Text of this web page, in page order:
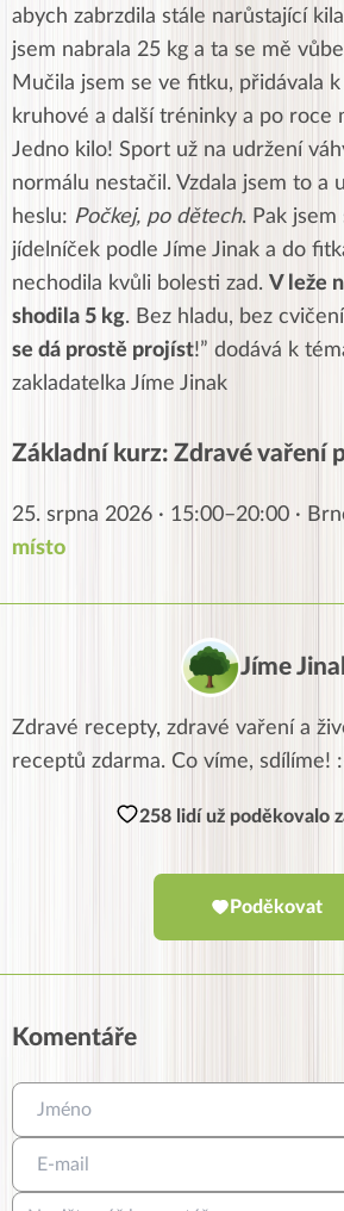
abych zabrzdila stále narůstající
jsem nabrala 25 kg a ta se mě
Mučila jsem se ve fitku, přidávala
kruhové a další tréninky a po roce
Jedno kilo! Sport už na udržení
normálu nestačil. Vzdala jsem to a
heslu: Počkej, po dětech. Pak jsem
jídelníček podle Jíme Jinak a do
nechodila kvůli bolesti zad. V leže
shodila 5 kg. Bez hladu, bez
se dá prostě projíst!” dodává k
zakladatelka Jíme Jinak
Základní kurz: Zdravé vaření
25. srpna 2026 · 15:00–20:00 ·
místo
Jíme
Zdravé recepty, zdravé vaření a
receptů zdarma. Co víme, sdílíme!
258 lidí už poděkovalo
Poděkovat
Komentáře